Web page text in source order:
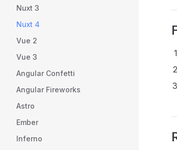
Nuxt 3
Nuxt 4
Vue 2
Vue 3
Angular Confetti
Angular Fireworks
Astro
Ember
Inferno